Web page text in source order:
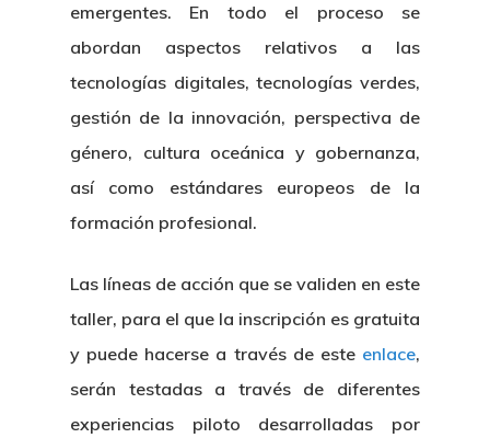
emergentes. En todo el proceso se
abordan aspectos relativos a las
tecnologías digitales, tecnologías verdes,
gestión de la innovación, perspectiva de
género, cultura oceánica y gobernanza,
así como estándares europeos de la
formación profesional.
Las líneas de acción que se validen en este
taller, para el que la inscripción es gratuita
y puede hacerse a través de este enlace,
serán testadas a través de diferentes
experiencias piloto desarrolladas por